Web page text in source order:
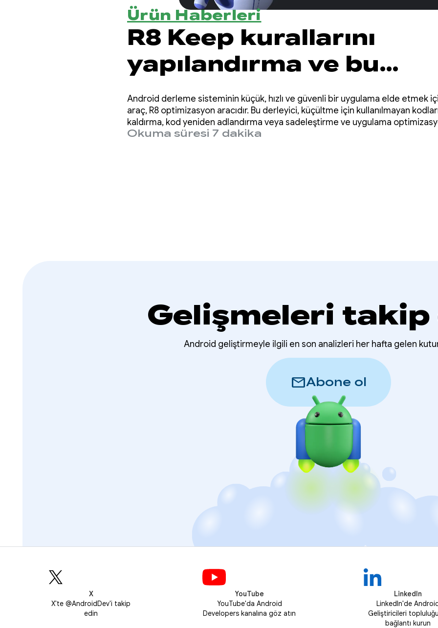
Ürün Haberleri
R8 Keep kurallarını
yapılandırma ve bu
kurallarla ilgili sorunları
giderme
Android derleme sisteminin küçük, hızlı ve güvenli bir uygulama elde etmek
araç, R8 optimizasyon aracıdır. Bu derleyici, küçültme için kullanılmayan
kaldırma, kod yeniden adlandırma veya sadeleştirme ve uygulama
gerçekleştirir.
Okuma süresi 7 dakika
Gelişmeleri takip
Android geliştirmeyle ilgili en son analizleri her hafta gelen
mailAbone ol
X
X'te @AndroidDev'i takip
edin
YouTube
YouTube'da Android
Developers kanalına göz atın
LinkedIn
LinkedIn'de
Geliştiricileri
bağlantı kurun